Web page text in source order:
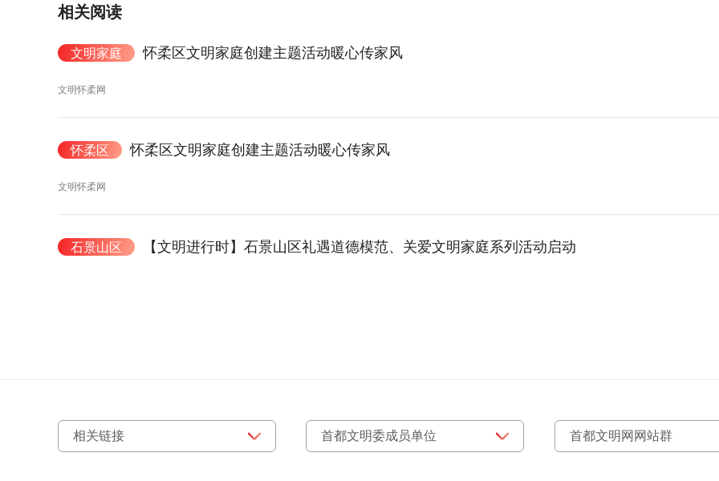
相关阅读
文明家庭 怀柔区文明家庭创建主题活动暖心传家风
文明怀柔网
怀柔区 怀柔区文明家庭创建主题活动暖心传家风
文明怀柔网
石景山区 【文明进行时】石景山区礼遇道德模范、关爱文明家庭系列活动启动